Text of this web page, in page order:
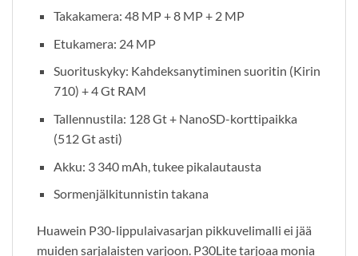
Takakamera: 48 MP + 8 MP + 2 MP
Etukamera: 24 MP
Suorituskyky: Kahdeksanytiminen suoritin (Kirin
710) + 4 Gt RAM
Tallennustila: 128 Gt + NanoSD-korttipaikka
(512 Gt asti)
Akku: 3 340 mAh, tukee pikalautausta
Sormenjälkitunnistin takana
Huawein P30-lippulaivasarjan pikkuvelimalli ei jää
muiden sarjalaisten varjoon. P30Lite tarjoaa monia